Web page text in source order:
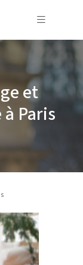
et
Paris